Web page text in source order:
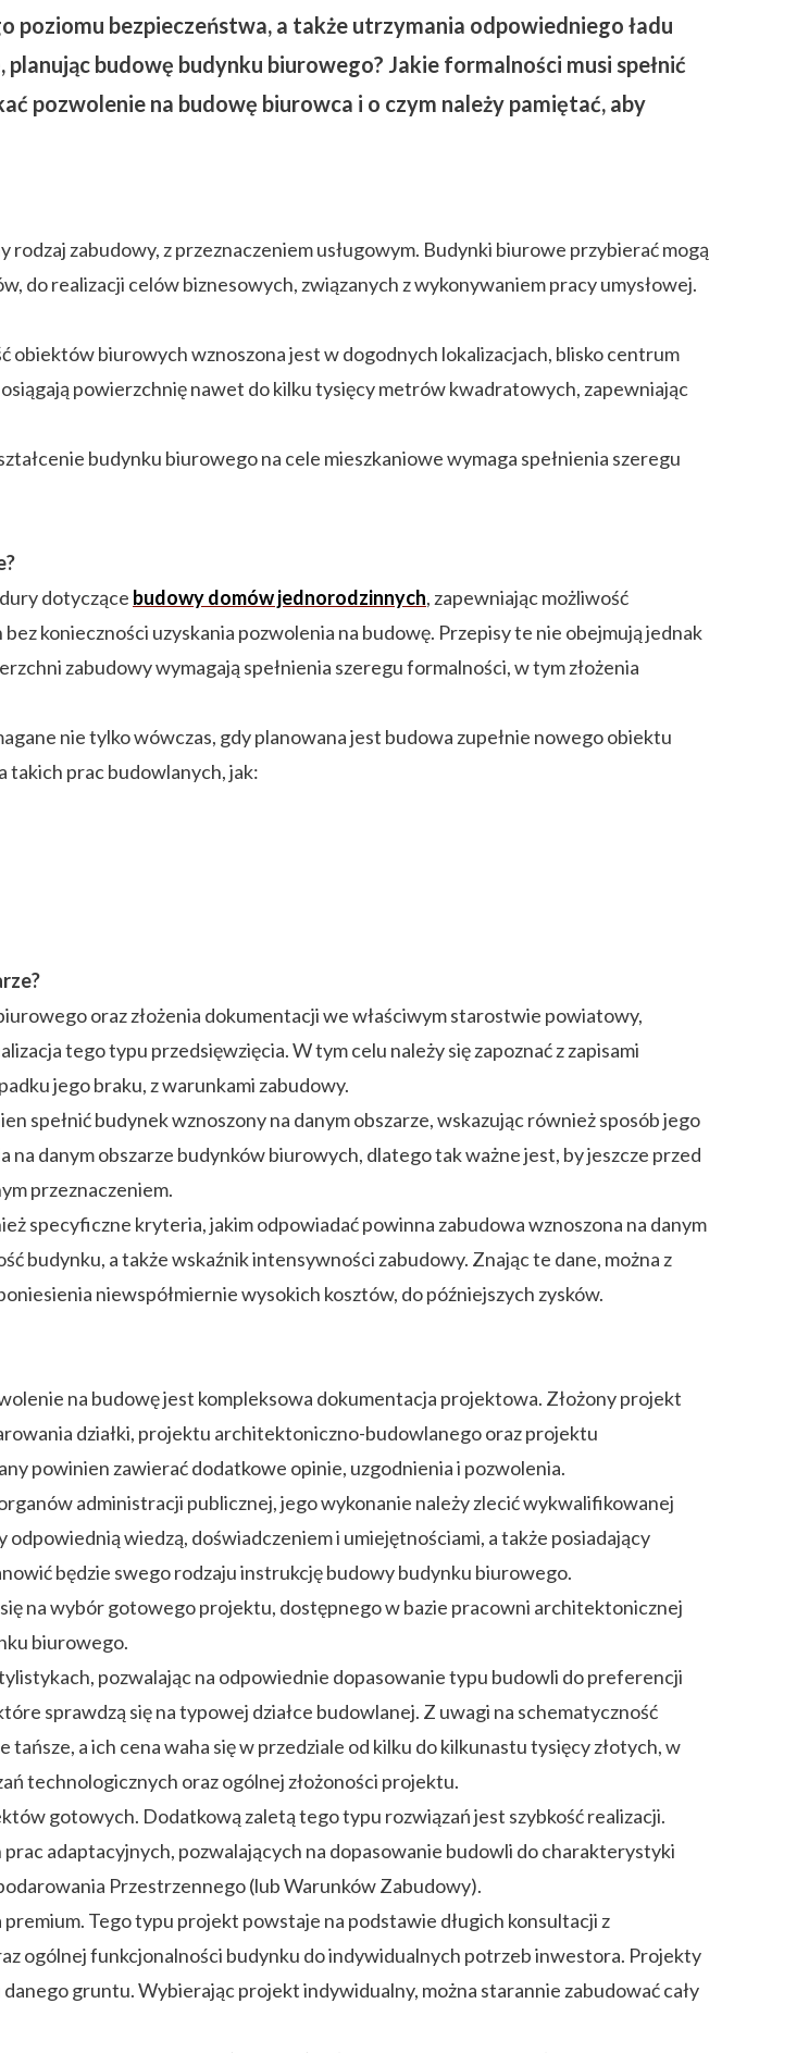
poziomu bezpieczeństwa, a także utrzymania odpowiedniego ładu
budowę budynku biurowego? Jakie formalności musi spełnić
pozwolenie na budowę biurowca i o czym należy pamiętać, aby
zabudowy, z przeznaczeniem usługowym. Budynki biurowe przybierać mogą
do realizacji celów biznesowych, związanych z wykonywaniem pracy umysłowej.
obiektów biurowych wznoszona jest w dogodnych lokalizacjach, blisko centrum
powierzchnię nawet do kilku tysięcy metrów kwadratowych, zapewniając
budynku biurowego na cele mieszkaniowe wymaga spełnienia szeregu
dotyczące budowy domów jednorodzinnych, zapewniając możliwość
konieczności uzyskania pozwolenia na budowę. Przepisy te nie obejmują jednak
zabudowy wymagają spełnienia szeregu formalności, w tym złożenia
nie tylko wówczas, gdy planowana jest budowa zupełnie nowego obiektu
takich prac budowlanych, jak:
oraz złożenia dokumentacji we właściwym starostwie powiatowy,
tego typu przedsięwzięcia. W tym celu należy się zapoznać z zapisami
jego braku, z warunkami zabudowy.
spełnić budynek wznoszony na danym obszarze, wskazując również sposób jego
danym obszarze budynków biurowych, dlatego tak ważne jest, by jeszcze przed
przeznaczeniem.
specyficzne kryteria, jakim odpowiadać powinna zabudowa wznoszona na danym
budynku, a także wskaźnik intensywności zabudowy. Znając te dane, można z
niewspółmiernie wysokich kosztów, do późniejszych zysków.
na budowę jest kompleksowa dokumentacja projektowa. Złożony projekt
działki, projektu architektoniczno-budowlanego oraz projektu
powinien zawierać dodatkowe opinie, uzgodnienia i pozwolenia.
administracji publicznej, jego wykonanie należy zlecić wykwalifikowanej
wiedzą, doświadczeniem i umiejętnościami, a także posiadający
będzie swego rodzaju instrukcję budowy budynku biurowego.
na wybór gotowego projektu, dostępnego w bazie pracowni architektonicznej
biurowego.
pozwalając na odpowiednie dopasowanie typu budowli do preferencji
sprawdzą się na typowej działce budowlanej. Z uwagi na schematyczność
a ich cena waha się w przedziale od kilku do kilkunastu tysięcy złotych, w
technologicznych oraz ogólnej złożoności projektu.
gotowych. Dodatkową zaletą tego typu rozwiązań jest szybkość realizacji.
adaptacyjnych, pozwalających na dopasowanie budowli do charakterystyki
Przestrzennego (lub Warunków Zabudowy).
Tego typu projekt powstaje na podstawie długich konsultacji z
ogólnej funkcjonalności budynku do indywidualnych potrzeb inwestora. Projekty
gruntu. Wybierając projekt indywidualny, można starannie zabudować cały